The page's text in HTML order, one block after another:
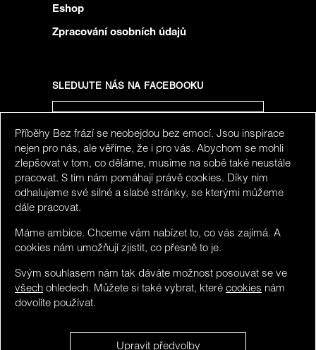
Eshop
Zpracování osobních údajů
SLEDUJTE NÁS NA FACEBOOKU
SLEDUJTE NÁS NA INSTAGRAMU
Příběhy Bez frází se neobejdou bez emocí. Jsou inspirace
nejen pro nás, ale věříme, že i pro vás. Abychom se mohli
zlepšovat v tom, co děláme, musíme na sobě také neustále
pracovat. S tím nám pomáhají právě cookies. Díky nim
odhalujeme své silné a slabé stránky, se kterými můžeme
dále pracovat.
Máme ambice. Chceme vám nabízet to, co vás zajímá. A
cookies nám umožňují zjistit, co přesně to je.
Svým souhlasem nám tak dáváte možnost posouvat se ve
všech ohledech. Můžete si také vybrat, které cookies nám
dovolíte používat.
Upravit předvolby
We detected you maybe do not speak Czech. You can